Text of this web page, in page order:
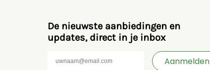
De nieuwste aanbiedingen en
updates, direct in je inbox
Aanmelden